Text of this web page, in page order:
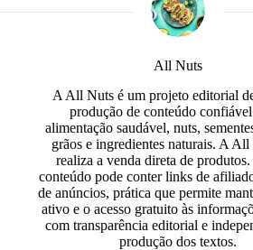
All Nuts
A All Nuts é um projeto editorial
produção de conteúdo
alimentação saudável, nuts,
grãos e ingredientes naturais. A
realiza a venda direta de produtos.
conteúdo pode conter links de
de anúncios, prática que permite
ativo e o acesso gratuito às
com transparência editorial e
produção dos textos.